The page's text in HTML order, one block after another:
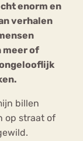
enorm en
verhalen
meer of
billen
op straat of